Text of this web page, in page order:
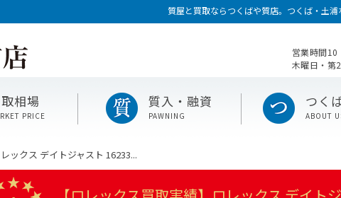
質屋と買取ならつくばや質店。つくば・土
営業時間
木曜日・第
相場
PRICE
質入・融資
PAWNING
つく
ABOUT
ックス デイトジャスト 16233...